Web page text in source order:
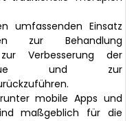
umfassenden Einsatz
zur Behandlung
Verbesserung der
und zur
mobile Apps und
maßgeblich für die